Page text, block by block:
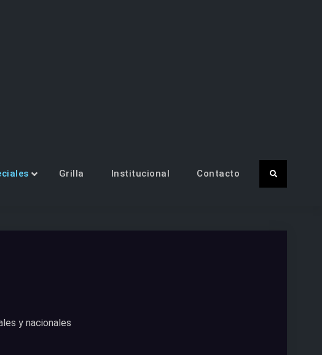
Grilla Institucional Contacto Search
y nacionales